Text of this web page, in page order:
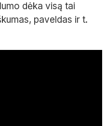
dėka visą tai
paveldas ir t.